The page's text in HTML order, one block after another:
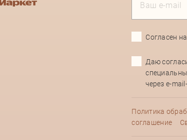
Согласен на
Даю
через e-
Политика
соглашение